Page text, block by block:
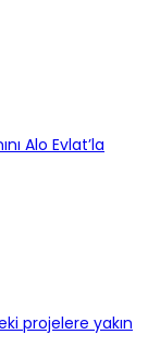
Alo Evlat’la
projelere yakın